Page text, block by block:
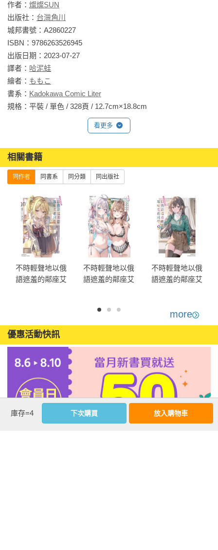
作者： 燦燦SUN
出版社： 台灣角川
城邦書號：A2860227
ISBN：9786263526945
出版日期：2023-07-27
譯者： 哈泥蛙
繪者： ももこ
書系： Kadokawa Comic Liter
規格：平裝 / 單色 / 328頁 / 12.7cm×18.8cm
看更多
相關書籍
同作者 同書系 同分類 同出版社
不時輕聲地以俄
語遮羞的鄰座艾
不時輕聲地以俄
語遮羞的鄰座艾
不時輕聲地以俄
語遮羞的鄰座艾
more
優惠活動快訊
庫存=4 下次購買 放入購物車